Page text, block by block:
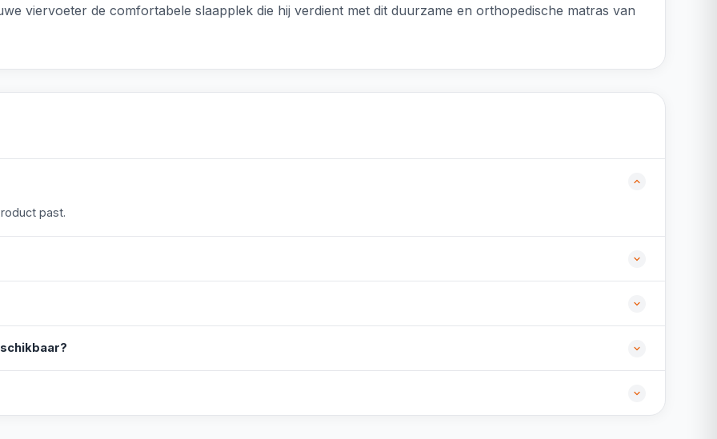
viervoeter de comfortabele slaapplek die hij verdient met dit duurzame en orthopedische matras van
past.